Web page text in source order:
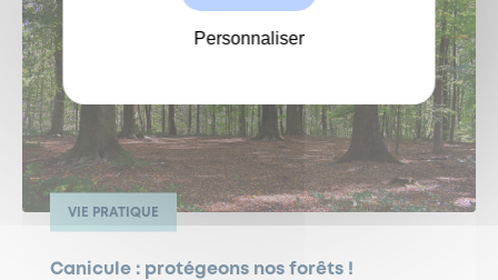
VIE PRATIQUE
Canicule : protégeons nos forêts !
Personnaliser